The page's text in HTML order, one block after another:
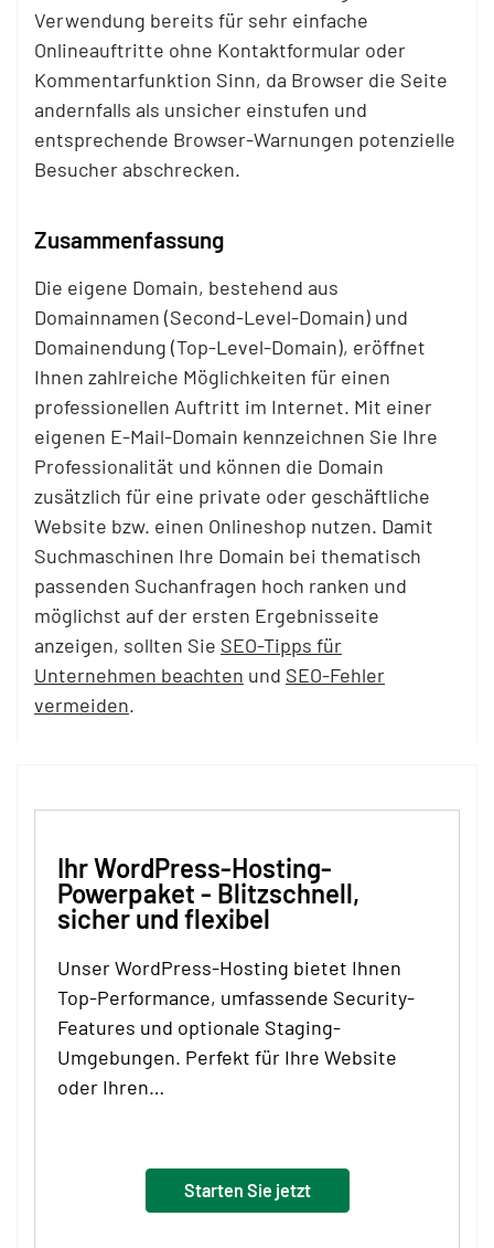
Verwendung bereits für sehr einfache
Onlineauftritte ohne Kontaktformular oder
Kommentarfunktion Sinn, da Browser die Seite
andernfalls als unsicher einstufen und
entsprechende Browser-Warnungen potenzielle
Besucher abschrecken.
Zusammenfassung
Die eigene Domain, bestehend aus
Domainnamen (Second-Level-Domain) und
Domainendung (Top-Level-Domain), eröffnet
Ihnen zahlreiche Möglichkeiten für einen
professionellen Auftritt im Internet. Mit einer
eigenen E-Mail-Domain kennzeichnen Sie Ihre
Professionalität und können die Domain
zusätzlich für eine private oder geschäftliche
Website bzw. einen Onlineshop nutzen. Damit
Suchmaschinen Ihre Domain bei thematisch
passenden Suchanfragen hoch ranken und
möglichst auf der ersten Ergebnisseite
anzeigen, sollten Sie SEO-Tipps für
Unternehmen beachten und SEO-Fehler
vermeiden.
Ihr WordPress-Hosting-
Powerpaket - Blitzschnell,
sicher und flexibel
Unser WordPress-Hosting bietet Ihnen
Top-Performance, umfassende Security-
Features und optionale Staging-
Umgebungen. Perfekt für Ihre Website
oder Ihren…
Starten Sie jetzt